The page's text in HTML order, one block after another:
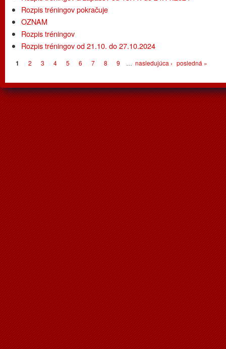
Rozpis tréningov pokračuje
OZNAM
Rozpis tréningov
Rozpis tréningov od 21.10. do 27.10.2024
Stránky
1 2 3 4 5 6 7 8 9 … nasledujúca › posledná »